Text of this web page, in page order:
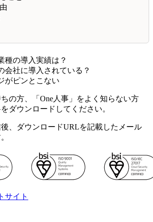
種の導入実績は？
会社に導入されている？
がピンとこない
の方、「One人事」をよく知らない方
ダウンロードしてください。
、ダウンロードURLを記載したメール
サイト